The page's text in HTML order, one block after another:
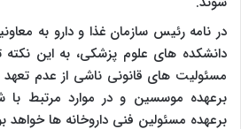
در نامه رئیس سازمان غذا و دارو به
دانشکده های علوم پزشکی، به این
مسئولیت های قانونی ناشی از عدم تعهد
برعهده موسسین و در موارد مرتبط
برعهده مسئولین فنی داروخانه ها خواهد